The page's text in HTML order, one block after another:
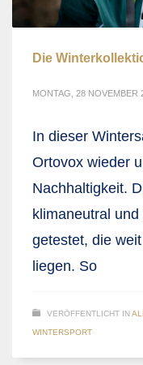
Die
MONTAG, 28 NOVEMBER
In dieser
Ortovox wieder
Nachhaltigkeit.
klimaneutral
getestet, die
liegen. So
VERÖFFENTLICHT IN
WINTERSPORT